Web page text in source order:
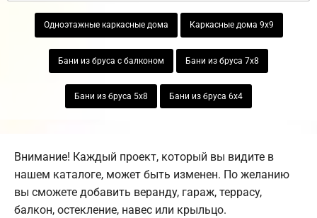
Одноэтажные каркасные дома Каркасные дома 9х9
Бани из бруса с балконом Бани из бруса 7х8
Бани из бруса 5х8 Бани из бруса 6х4
Внимание! Каждый проект, который вы видите в
нашем каталоге, может быть изменен. По желанию
вы сможете добавить веранду, гараж, террасу,
балкон, остекление, навес или крыльцо.